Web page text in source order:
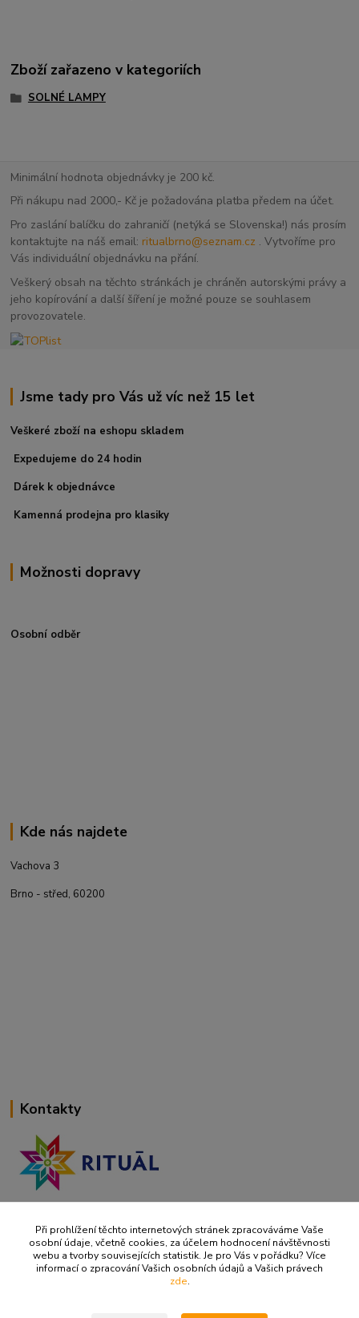
Zboží zařazeno v kategoriích
SOLNÉ LAMPY
Minimální hodnota objednávky je 200 kč.
Při nákupu nad 2000,- Kč je požadována platba předem na účet.
Pro zaslání balíčku do zahraničí (netýká se Slovenska!) nás prosím
kontaktujte na náš email: ritualbrno@seznam.cz . Vytvoříme pro
Vás individuální objednávku na přání.
Veškerý obsah na těchto stránkách je chráněn autorskými právy a
jeho kopírování a další šíření je možné pouze se souhlasem
provozovatele.
Jsme tady pro Vás už víc než 15 let
Veškeré zboží na eshopu skladem
Expedujeme do 24 hodin
Dárek k objednávce
Kamenná prodejna pro klasiky
Možnosti dopravy
Osobní odběr
Kde nás najdete
Vachova 3
Brno - střed, 60200
Kontakty
(Po-Pá, 9-18 hod.)
info@ritualbrno-eshop.cz
Při prohlížení těchto internetových stránek zpracováváme Vaše
osobní údaje, včetně cookies, za účelem hodnocení návštěvnosti
webu a tvorby souvisejících statistik. Je pro Vás v pořádku? Více
informací o zpracování Vašich osobních údajů a Vašich právech
zde.